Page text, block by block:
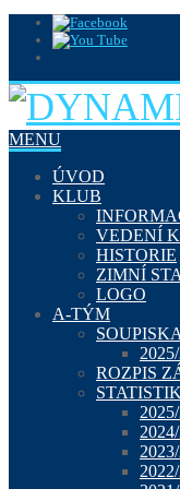
MENU
ÚVOD
KLUB
VEDENÍ
HISTORIE
ZIMNÍ
LOGO
A-TÝM
SOUPISKA
ROZPIS